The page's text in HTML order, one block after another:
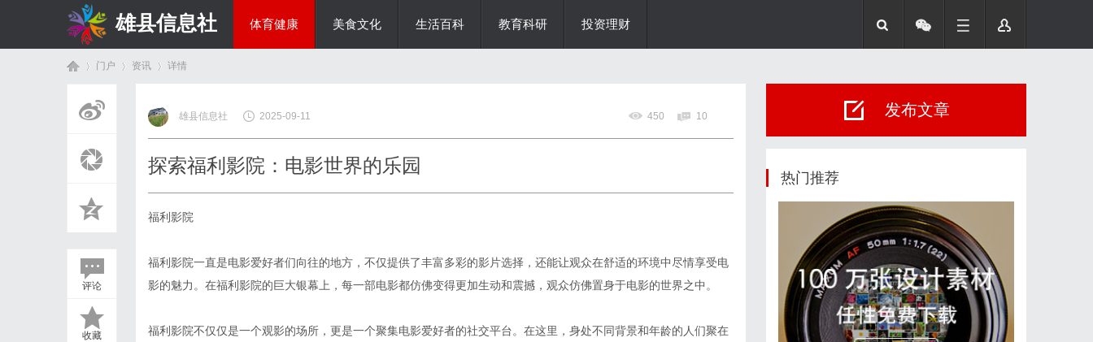
雄县信息社 体育健康 美食文化 生活百科 教育科研 投资理财
门户 资讯
›
详情
评论
收藏
雄县信息社 2025-09-11 450 10
探索福利影院：电影世界的乐园
福利影院
福利影院一直是电影爱好者们向往的地方，不仅提供了丰富多彩的影片选择，还能让观众在舒适的环境中尽情享受电
影的魅力。在福利影院的巨大银幕上，每一部电影都仿佛变得更加生动和震撼，观众仿佛置身于电影的世界之中。
福利影院不仅仅是一个观影的场所，更是一个聚集电影爱好者的社交平台。在这里，身处不同背景和年龄的人们聚在
发布文章
热门推荐